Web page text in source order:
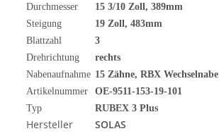
Durchmesser
15 3/10 Zoll, 389mm
Steigung
19 Zoll, 483mm
Blattzahl
3
Drehrichtung
rechts
Nabenaufnahme 15 Zähne, RBX Wechselnabe
Artikelnummer
OE-9511-153-19-101
Typ
RUBEX 3 Plus
Hersteller SOLAS